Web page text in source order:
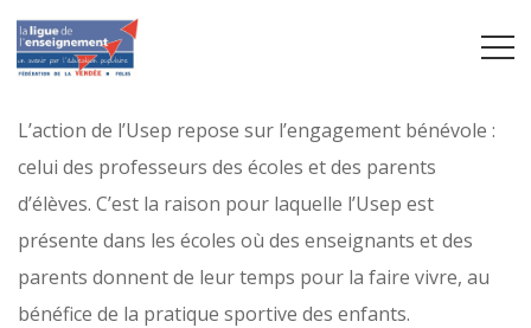
L’action de l’Usep repose sur l’engagement bénévole :
celui des professeurs des écoles et des parents
d’élèves. C’est la raison pour laquelle l’Usep est
présente dans les écoles où des enseignants et des
parents donnent de leur temps pour la faire vivre, au
bénéfice de la pratique sportive des enfants.